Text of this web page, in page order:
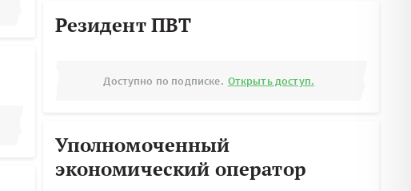
Резидент ПВТ
Доступно по подписке. Открыть доступ.
Уполномоченный
экономический оператор